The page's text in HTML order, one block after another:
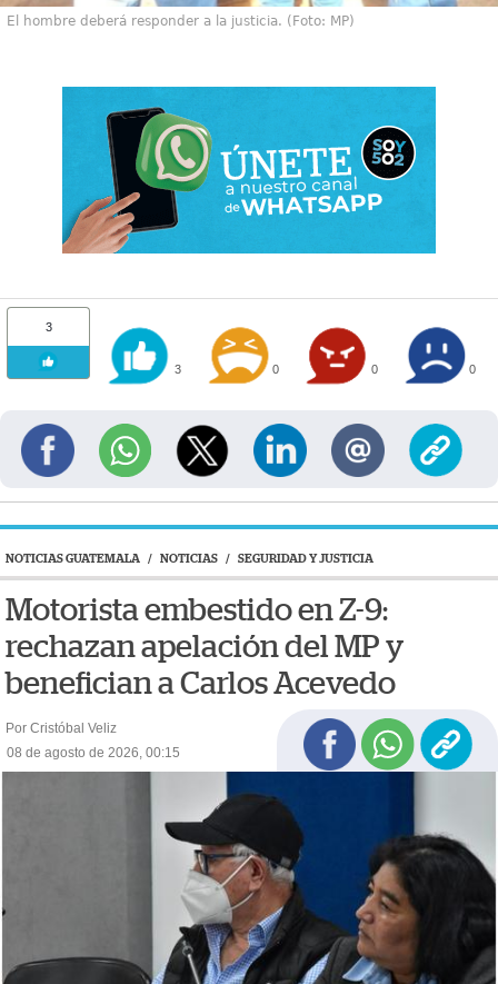
El hombre deberá responder a la justicia. (Foto: MP)
3
3 0 0 0
NOTICIAS GUATEMALA / NOTICIAS / SEGURIDAD Y JUSTICIA
Motorista embestido en Z-9:
rechazan apelación del MP y
benefician a Carlos Acevedo
Por Cristóbal Veliz
08 de agosto de 2026, 00:15